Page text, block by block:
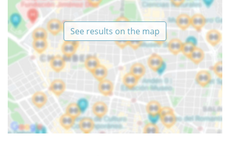
See results on the map